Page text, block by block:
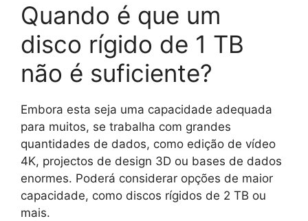
Quando é que um
disco rígido de 1 TB
não é suficiente?
Embora esta seja uma capacidade adequada
para muitos, se trabalha com grandes
quantidades de dados, como edição de vídeo
4K, projectos de design 3D ou bases de dados
enormes. Poderá considerar opções de maior
capacidade, como discos rígidos de 2 TB ou
mais.